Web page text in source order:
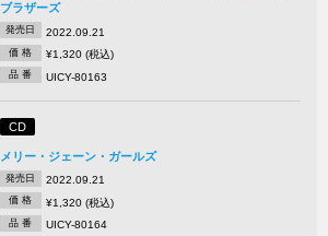
ブラザーズ
発売日 2022.09.21
価 格 ¥1,320 (税込)
品 番 UICY-80163
CD
メリー・ジェーン・ガールズ
発売日 2022.09.21
価 格 ¥1,320 (税込)
品 番 UICY-80164